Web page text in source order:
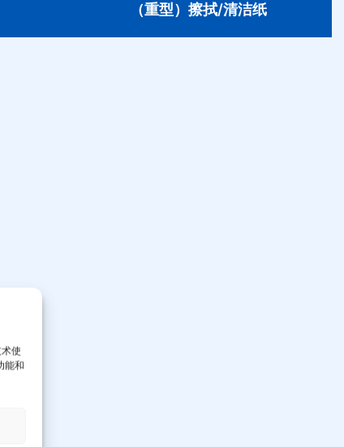
使
能和
（重型）擦拭/清洁纸